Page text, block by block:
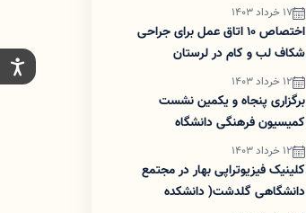
17 خرداد 1403
اختصاص ۱۰ اتاق عمل برای جراحی
شکاف لب و کام در لرستان
12 خرداد 1403
برگزاری پنجاه و یکمین نشست
کمیسیون فرهنگی دانشگاه
12 خرداد 1403
کلینیک فیزیوتراپی بهار در مجتمع
دانشگاهی گلدشت( دانشکده